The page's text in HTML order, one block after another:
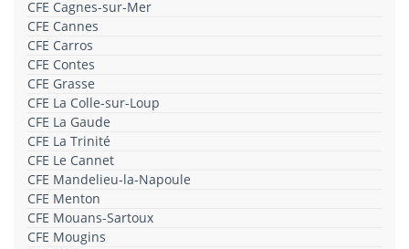
CFE Cagnes-sur-Mer
CFE Cannes
CFE Carros
CFE Contes
CFE Grasse
CFE La Colle-sur-Loup
CFE La Gaude
CFE La Trinité
CFE Le Cannet
CFE Mandelieu-la-Napoule
CFE Menton
CFE Mouans-Sartoux
CFE Mougins